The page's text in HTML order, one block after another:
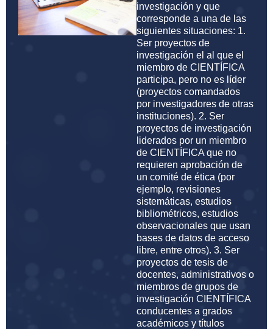
investigación y que
corresponde a una de las
siguientes situaciones: 1.
Ser proyectos de
investigación el al que el
miembro de CIENTÍFICA
participa, pero no es líder
(proyectos comandados
por investigadores de otras
instituciones). 2. Ser
proyectos de investigación
liderados por un miembro
de CIENTÍFICA que no
requieren aprobación de
un comité de ética (por
ejemplo, revisiones
sistemáticas, estudios
bibliométricos, estudios
observacionales que usan
bases de datos de acceso
libre, entre otros). 3. Ser
proyectos de tesis de
docentes, administrativos o
miembros de grupos de
investigación CIENTÍFICA
conducentes a grados
académicos y títulos